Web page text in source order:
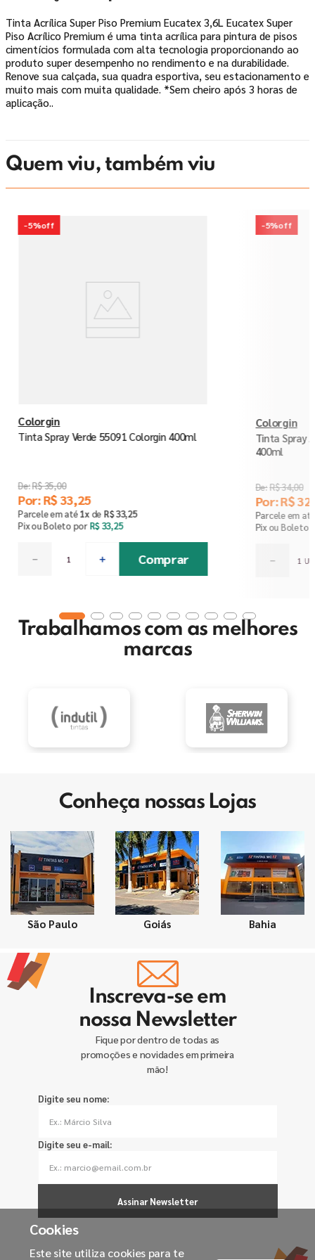
Cookies
Este site utiliza cookies para te
Tinta Acrílica Super Piso Premium Eucatex 3,6L Eucatex Super
Piso Acrílico Premium é uma tinta acrílica para pintura de pisos
cimentícios formulada com alta tecnologia proporcionando ao
produto super desempenho no rendimento e na durabilidade.
Renove sua calçada, sua quadra esportiva, seu estacionamento e
muito mais com muita qualidade. *Sem cheiro após 3 horas de
aplicação..
Quem viu, também viu
-5%off
Colorgin
Tinta Spray Verde 55091 Colorgin 400ml
R$35,00
Por:R$33,25
Parcele em até1x de R$33,25
Pix ou Boleto porR$ 33,25
＋
－ Comprar
-5%off
Colorgin
Tinta Spray
400ml
R$34,00
Por:R$32
Parcele em
Pix ou Boleto
－
Trabalhamos com as melhores
marcas
Conheça nossas Lojas
São Paulo Goiás Bahia
Inscreva-se em
nossa Newsletter
Fique por dentro de todas as
promoções e novidades em primeira
mão!
Digite seu nome:
Digite seu e-mail:
Assinar Newsletter